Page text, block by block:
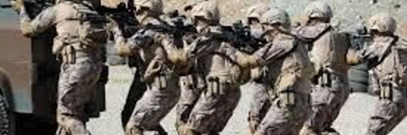
MAGAZİN
ÖZEL HABER
SAĞLIK